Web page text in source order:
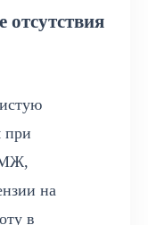
отсутствия
при
на
в